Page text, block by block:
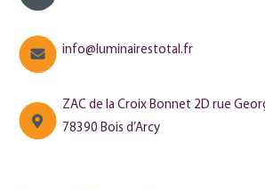
info@luminairestotal.fr
ZAC de la Croix Bonnet 2D rue
78390 Bois d’Arcy